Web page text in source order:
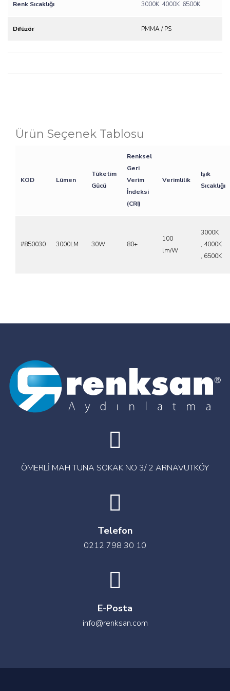
Renk Sıcaklığı 3000K 4000K 6500K
Difüzör PMMA / PS
Ürün Seçenek Tablosu
KOD Lümen
Tüketim
Gücü
Renksel
Geri
Verim
İndeksi
(CRI)
Verimlilik
Işık
Sıcaklığı
#850030 3000LM 30W 80+
100
lm/W
3000K
, 4000K
, 6500K
ÖMERLİ MAH TUNA SOKAK NO 3/ 2 ARNAVUTKÖY
Telefon
0212 798 30 10
E-Posta
info@renksan.com